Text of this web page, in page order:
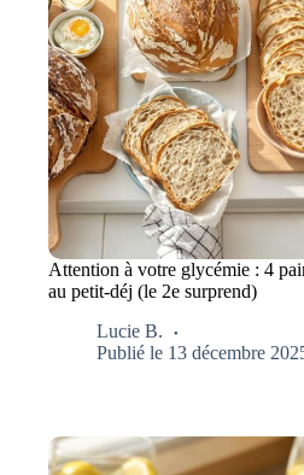
Attention à votre glycémie : 4
au petit-déj (le 2e surprend)
Lucie B.
Publié le 13 décembre